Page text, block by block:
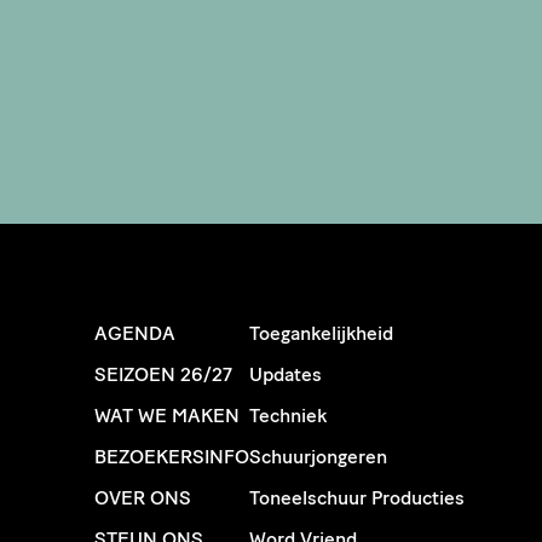
AGENDA
SEIZOEN 26/27
WAT WE MAKEN
BEZOEKERSINFO
OVER ONS
Toegankelijkheid
Updates
Techniek
Schuurjongeren
Toneelschuur Producties